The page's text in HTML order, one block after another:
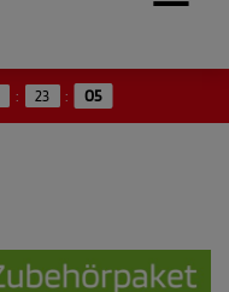
: 23 : 05